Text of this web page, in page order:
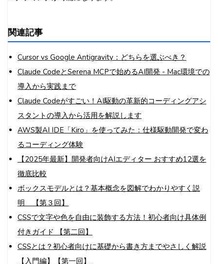
関連記事
Cursor vs Google Antigravity：どちらを選ぶべき？
Claude CodeとSerena MCPで始めるAI開発 - Mac環境での
導入から実践まで
Claude Codeがすごい！AI駆動の革新的コーディングアシ
スタントの導入から活用を解説します
AWS製AI IDE「Kiro」を使ってみた：仕様駆動開発で変わ
るコーディング体験
【2025年最新】開発者向けAIエディター おすすめ12選を
徹底比較
ボックスモデルとは？基本概念を図解でわかりやすく説
明 【第３回】
CSSで文字や色を自由に装飾する方法！初心者向け具体例
付きガイド 【第二回】
CSSとは？初心者向けに基礎から書き方までやさしく解説
【入門編】【第一回】